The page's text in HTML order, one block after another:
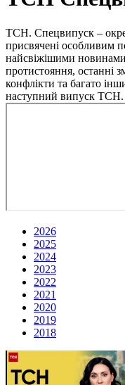
ТСН. Спецвипуск –
присвячені особливим
найсвіжішими
протистояння, останні
конфлікти та багато
наступний випуск ТСН.
2026
2025
2024
2023
2022
2021
2020
2019
2018